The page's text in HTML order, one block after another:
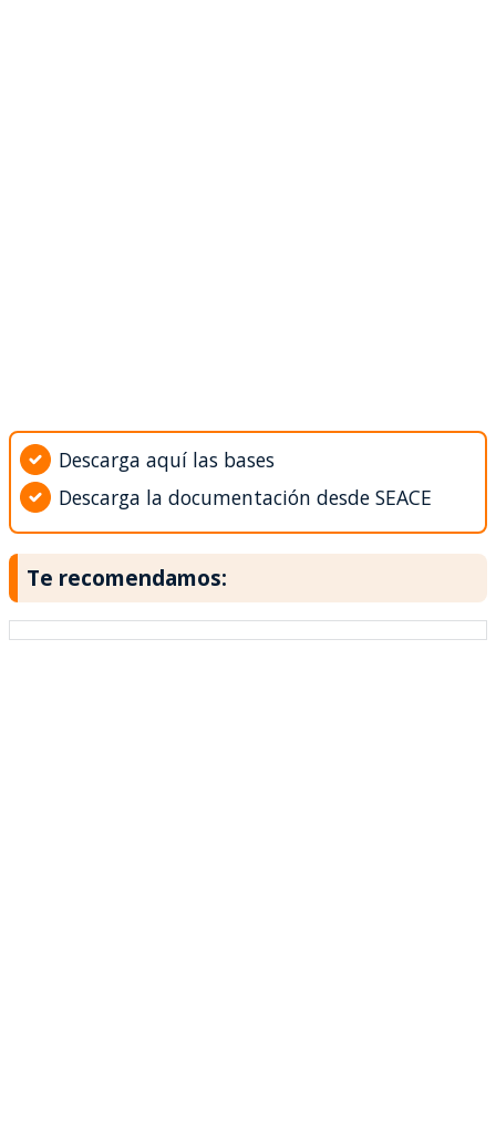
Descarga aquí las bases
Descarga la documentación desde SEACE
Te recomendamos: